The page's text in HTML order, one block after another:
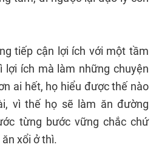
tiếp cận lợi ích với một tầm
lợi ích mà làm những chuyện
ai hết, họ hiểu được thế nào
vì thế họ sẽ làm ăn đường
từng bước vững chắc chứ
xổi ở thì.